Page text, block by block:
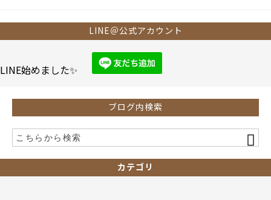
e
b
o
k
er
LINE＠公式アカウント
LINE始めました✨
ブログ内検索
カテゴリ